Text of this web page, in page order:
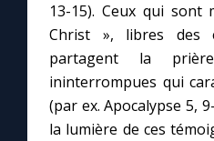
13-15). Ceux qui sont
Christ », libres des
partagent la
ininterrompues qui
(par ex. Apocalypse 5,
la lumière de ces